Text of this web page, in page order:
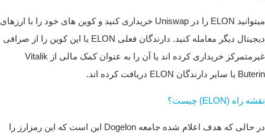
میتوانید ELON را در Uniswap خریداری کنید و کوین های خود را با ارزهای
دیجیتال دیگر معامله کنید.
دارندگان فعلی ELON یا این کوین را از صرافی
غیرمتمرکز خریداری کرده اند یا آن را به عنوان کمک مالی از Vitalik
Buterin یا سایر دارندگان ELON دریافت کرده اند.
نقشه راه (ELON) چیست؟
در حالی که هدف اعلام شده جامعه Dogelon این است که این رمزارز را